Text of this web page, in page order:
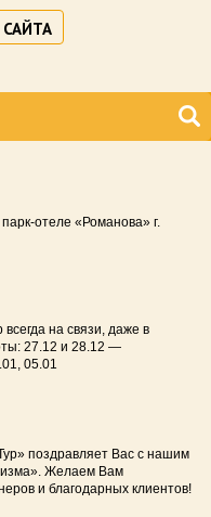
отеле «Романова» г.
на связи, даже в
27.12 и 28.12 —
05.01
поздравляет Вас с нашим
Желаем Вам
и благодарных клиентов!